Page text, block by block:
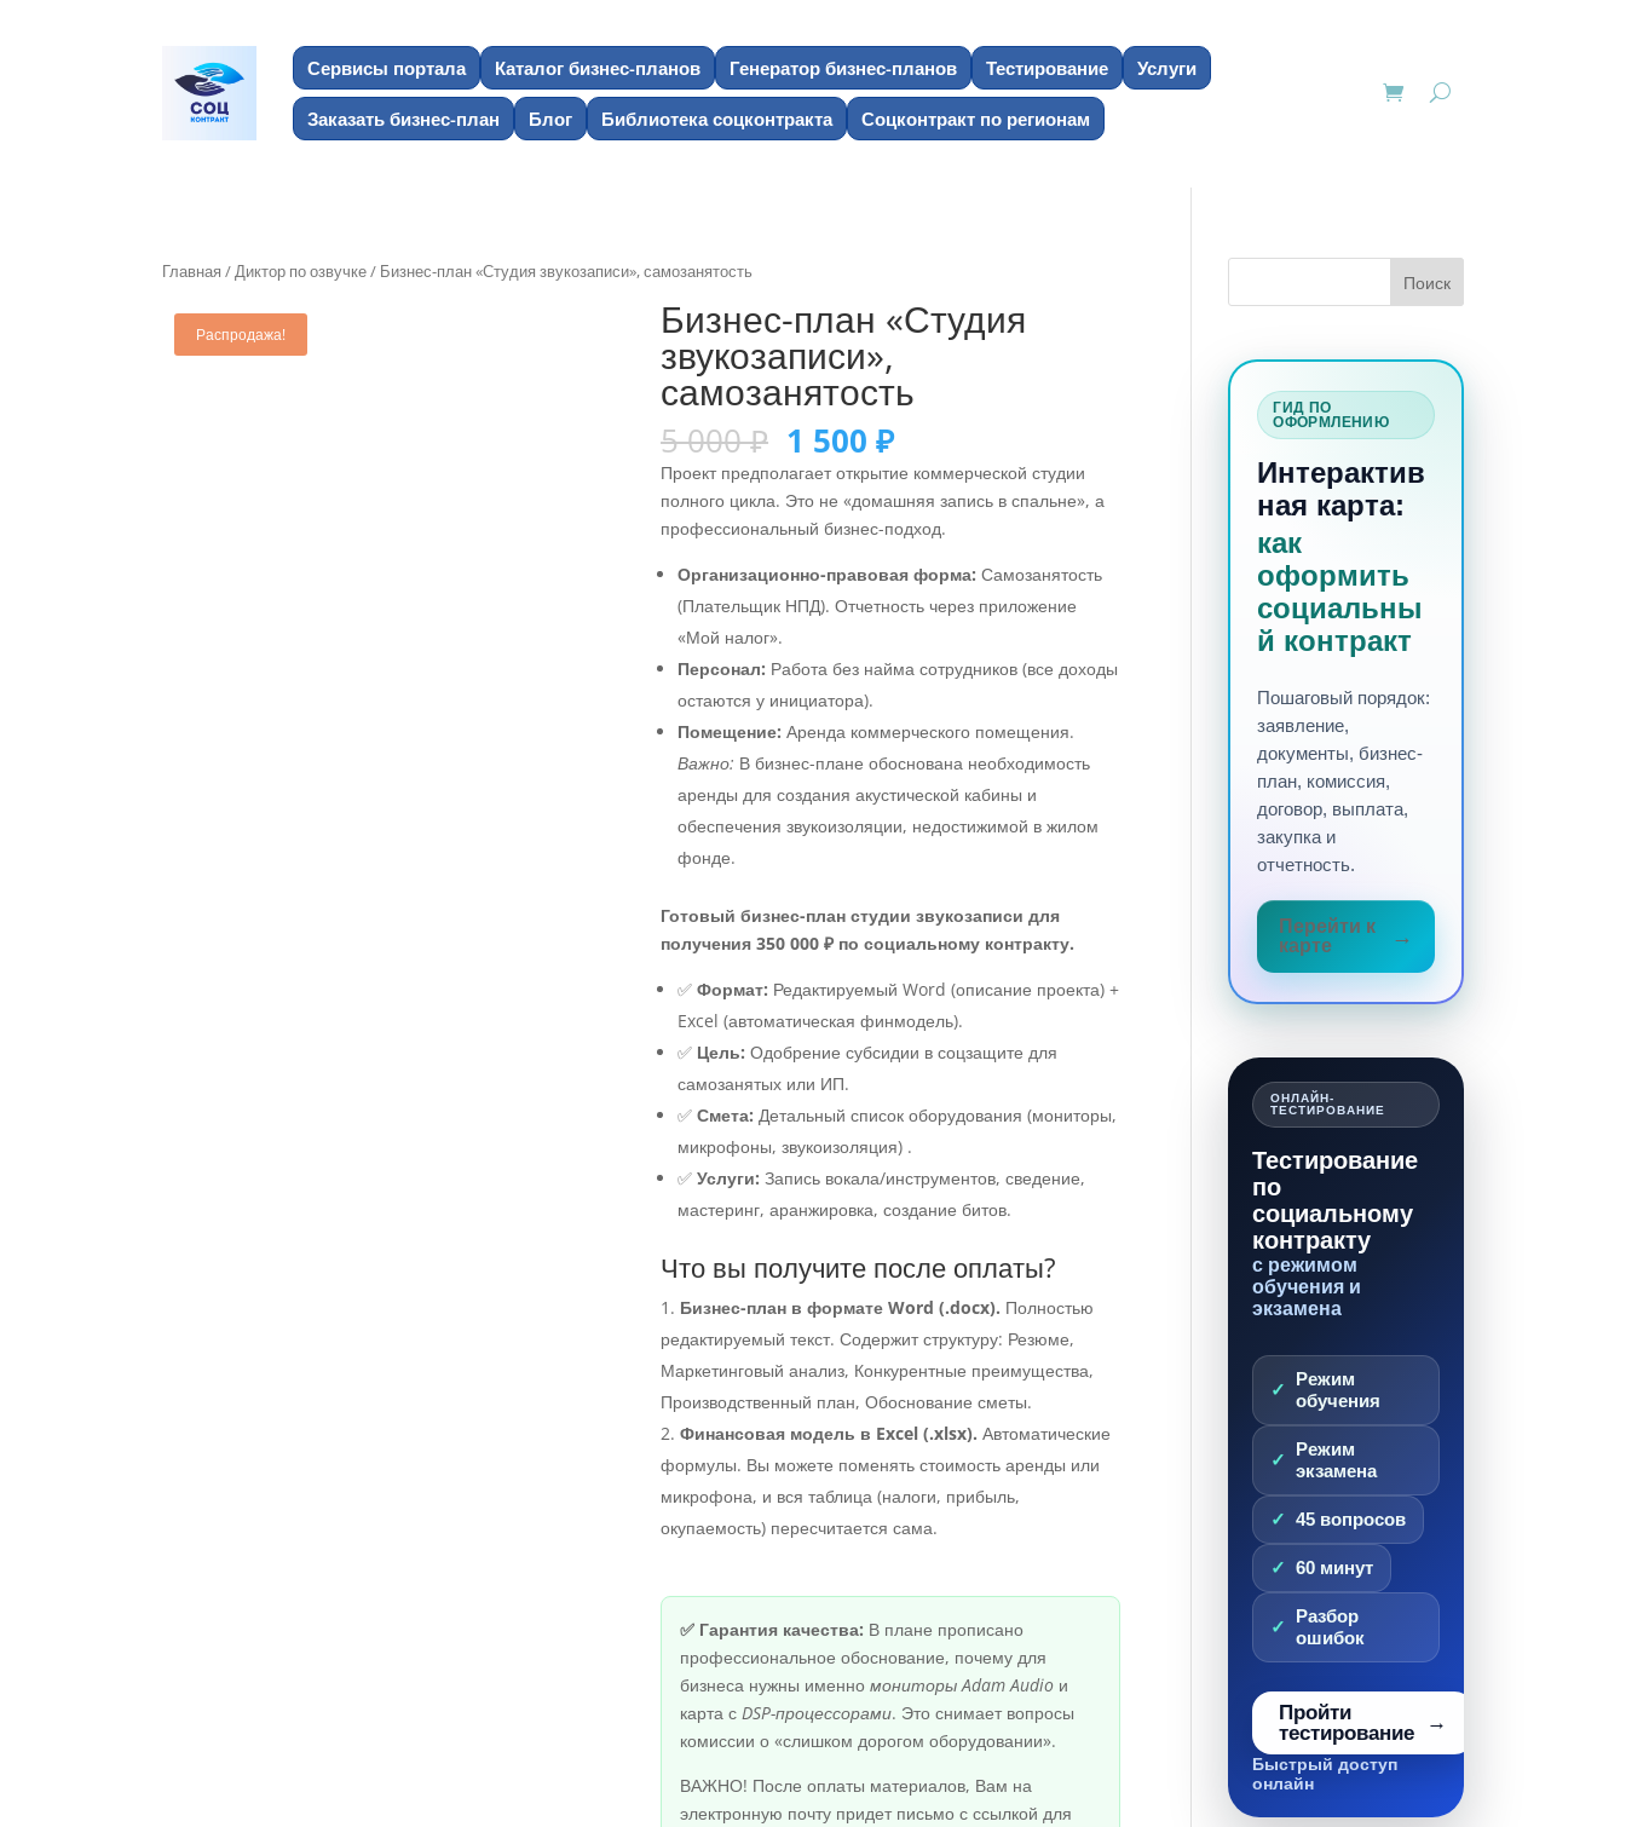
Сервисы портала Каталог бизнес-планов Генератор бизнес-планов Тестирование Услуги
Заказать бизнес-план Блог Библиотека соцконтракта Соцконтракт по регионам
Главная /Диктор по озвучке/ Бизнес-план «Студия звукозаписи», самозанятость
Распродажа! Бизнес-план «Студия
звукозаписи»,
самозанятость
5 000₽ 1 500₽
Проект предполагает открытие коммерческой студии
полного цикла. Это не «домашняя запись в спальне», а
профессиональный бизнес-подход.
Организационно-правовая форма: Самозанятость
(Плательщик НПД). Отчетность через приложение
«Мой налог».
Персонал: Работа без найма сотрудников (все доходы
остаются у инициатора).
Помещение: Аренда коммерческого помещения.
Важно: В бизнес-плане обоснована необходимость
аренды для создания акустической кабины и
обеспечения звукоизоляции, недостижимой в жилом
фонде.
Готовый бизнес-план студии звукозаписи для
получения 350 000 ₽ по социальному контракту.
✅Формат: Редактируемый Word (описание проекта) +
Excel (автоматическая финмодель).
✅ Цель: Одобрение субсидии в соцзащите для
самозанятых или ИП.
✅Смета: Детальный список оборудования (мониторы,
микрофоны, звукоизоляция) .
✅Услуги: Запись вокала/инструментов, сведение,
мастеринг, аранжировка, создание битов.
Что вы получите после оплаты?
Бизнес-план в формате Word (.docx). Полностью
редактируемый текст. Содержит структуру: Резюме,
Маркетинговый анализ, Конкурентные преимущества,
Производственный план, Обоснование сметы.
Финансовая модель в Excel (.xlsx). Автоматические
формулы. Вы можете поменять стоимость аренды или
микрофона, и вся таблица (налоги, прибыль,
окупаемость) пересчитается сама.
✅ Гарантия качества: В плане прописано
профессиональное обоснование, почему для
бизнеса нужны именномониторы Adam Audio и
карта с DSP-процессорами. Это снимает вопросы
комиссии о «слишком дорогом оборудовании».
ВАЖНО! После оплаты материалов, Вам на
электронную почту придет письмо с ссылкой для
ГИД ПО
ОФОРМЛЕНИЮ
Интерактив
ная карта:
как
оформить
социальны
й контракт
Пошаговый порядок:
заявление,
документы, бизнес-
план, комиссия,
договор, выплата,
закупка и
отчетность.
Перейти к
карте
ОНЛАЙН-
ТЕСТИРОВАНИЕ
Тестирование
по
социальному
контракту
с режимом
обучения и
экзамена
Режим
обучения
Режим
экзамена
45 вопросов
60 минут
Разбор
ошибок
Пройти
тестирование
Быстрый доступ
онлайн